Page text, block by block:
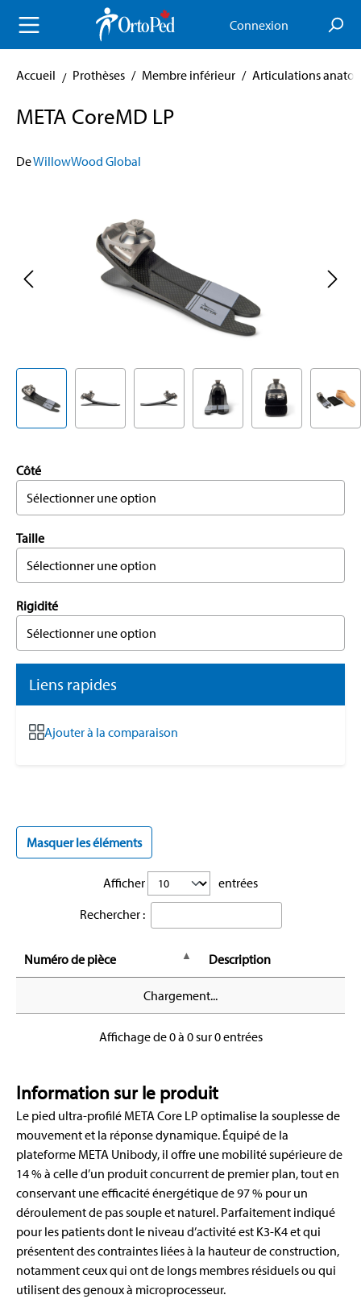
principal Connexion
Accueil Prothèses / Membre inférieur / Articulations
META CoreMD LP
DeWillowWood Global
Côté
Sélectionner une option
Taille
Sélectionner une option
Rigidité
Sélectionner une option
Liens rapides
Ajouter à la comparaison
Masquer les éléments
Afficher
entrées
Rechercher :
Numéro de pièce Description
Chargement...
Affichage de 0 à 0 sur 0 entrées
Information sur le produit
Le pied ultra-profilé META Core LP optimalise la souplesse de
mouvement et la réponse dynamique. Équipé de la
plateforme META Unibody, il offre une mobilité supérieure de
14 % à celle d’un produit concurrent de premier plan, tout en
conservant une efficacité énergétique de 97 % pour un
déroulement de pas souple et naturel. Parfaitement indiqué
pour les patients dont le niveau d’activité est K3-K4 et qui
présentent des contraintes liées à la hauteur de construction,
notamment ceux qui ont de longs membres résiduels ou qui
utilisent des genoux à microprocesseur.